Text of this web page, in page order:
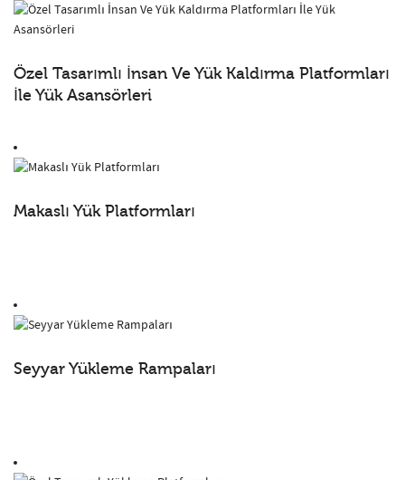
Özel Tasarımlı İnsan Ve Yük Kaldırma Platformları
İle Yük Asansörleri
Makaslı Yük Platformları
Seyyar Yükleme Rampaları